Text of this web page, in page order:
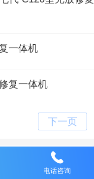
一体机
复一体机
电话咨询